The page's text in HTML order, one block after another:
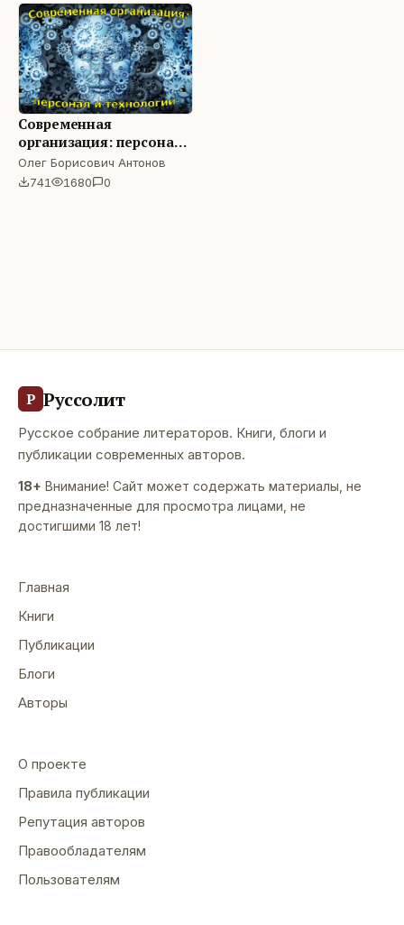
Современная
организация: персонал
и технологии
Олег Борисович Антонов
741
1680 0
Р Руссолит
Русское собрание литераторов. Книги, блоги и
публикации современных авторов.
18+ Внимание! Сайт может содержать материалы, не
предназначенные для просмотра лицами, не
достигшими 18 лет!
Главная
Книги
Публикации
Блоги
Авторы
О проекте
Правила публикации
Репутация авторов
Правообладателям
Пользователям